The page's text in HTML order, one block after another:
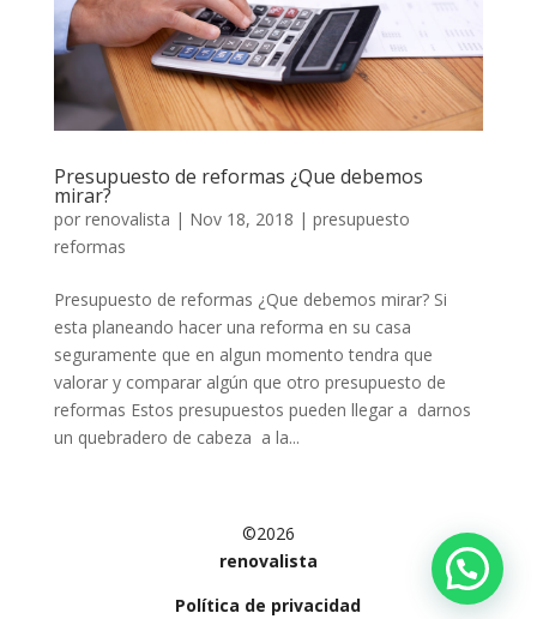
Presupuesto de reformas ¿Que debemos
mirar?
por renovalista | Nov 18, 2018 | presupuesto
reformas
Presupuesto de reformas ¿Que debemos mirar? Si
esta planeando hacer una reforma en su casa
seguramente que en algun momento tendra que
valorar y comparar algún que otro presupuesto de
reformas Estos presupuestos pueden llegar a darnos
un quebradero de cabeza a la...
©2026
renovalista
Política de privacidad